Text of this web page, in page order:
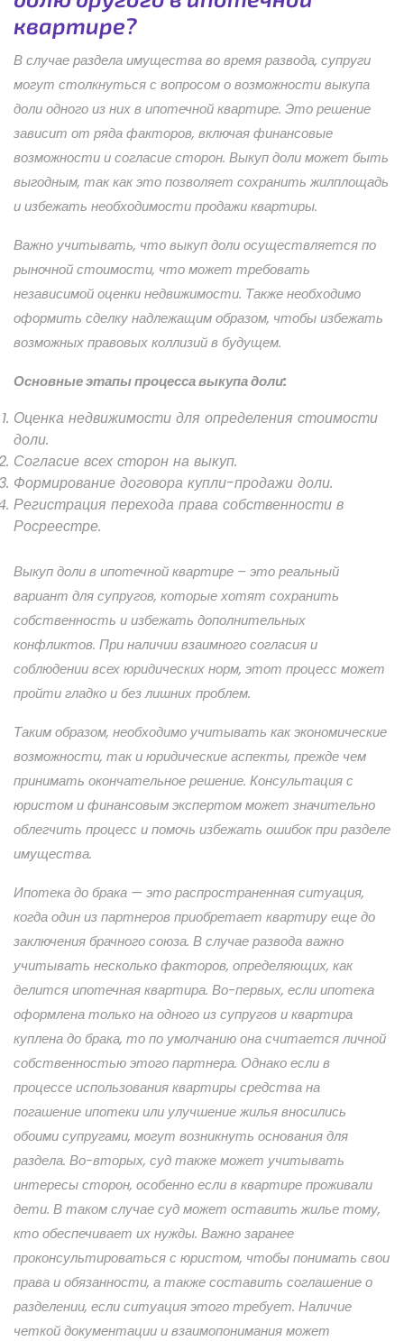
квартире?
В случае раздела имущества во время развода, супруги
могут столкнуться с вопросом о возможности выкупа
доли одного из них в ипотечной квартире. Это решение
зависит от ряда факторов, включая финансовые
возможности и согласие сторон. Выкуп доли может быть
выгодным, так как это позволяет сохранить жилплощадь
и избежать необходимости продажи квартиры.
Важно учитывать, что выкуп доли осуществляется по
рыночной стоимости, что может требовать
независимой оценки недвижимости. Также необходимо
оформить сделку надлежащим образом, чтобы избежать
возможных правовых коллизий в будущем.
Основные этапы процесса выкупа доли:
Оценка недвижимости для определения стоимости
доли.
Согласие всех сторон на выкуп.
Формирование договора купли-продажи доли.
Регистрация перехода права собственности в
Росреестре.
Выкуп доли в ипотечной квартире – это реальный
вариант для супругов, которые хотят сохранить
собственность и избежать дополнительных
конфликтов. При наличии взаимного согласия и
соблюдении всех юридических норм, этот процесс может
пройти гладко и без лишних проблем.
Таким образом, необходимо учитывать как экономические
возможности, так и юридические аспекты, прежде чем
принимать окончательное решение. Консультация с
юристом и финансовым экспертом может значительно
облегчить процесс и помочь избежать ошибок при разделе
имущества.
Ипотека до брака — это распространенная ситуация,
когда один из партнеров приобретает квартиру еще до
заключения брачного союза. В случае развода важно
учитывать несколько факторов, определяющих, как
делится ипотечная квартира. Во-первых, если ипотека
оформлена только на одного из супругов и квартира
куплена до брака, то по умолчанию она считается личной
собственностью этого партнера. Однако если в
процессе использования квартиры средства на
погашение ипотеки или улучшение жилья вносились
обоими супругами, могут возникнуть основания для
раздела. Во-вторых, суд также может учитывать
интересы сторон, особенно если в квартире проживали
дети. В таком случае суд может оставить жилье тому,
кто обеспечивает их нужды. Важно заранее
проконсультироваться с юристом, чтобы понимать свои
права и обязанности, а также составить соглашение о
разделении, если ситуация этого требует. Наличие
четкой документации и взаимопонимания может